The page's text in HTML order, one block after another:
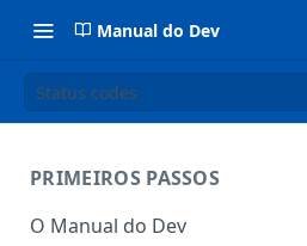
Manual do Dev
Status codes
PRIMEIROS PASSOS
O Manual do Dev